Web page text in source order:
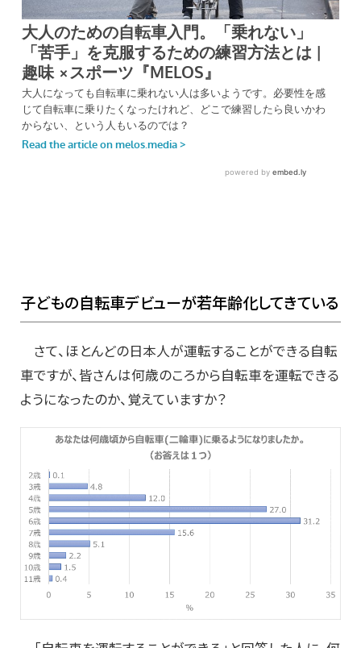
子どもの自転車デビューが若年齢化してきている
さて、ほとんどの日本人が運転することができる自転
車ですが、皆さんは何歳のころから自転車を運転できる
ようになったのか、覚えていますか？